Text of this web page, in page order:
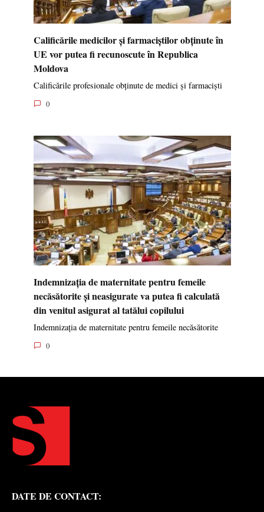
Calificările medicilor și farmaciștilor obținute în
UE vor putea fi recunoscute în Republica
Moldova
Calificările profesionale obținute de medici și farmaciști
0
Indemnizația de maternitate pentru femeile
necăsătorite și neasigurate va putea fi calculată
din venitul asigurat al tatălui copilului
Indemnizația de maternitate pentru femeile necăsătorite
0
DATE DE CONTACT: